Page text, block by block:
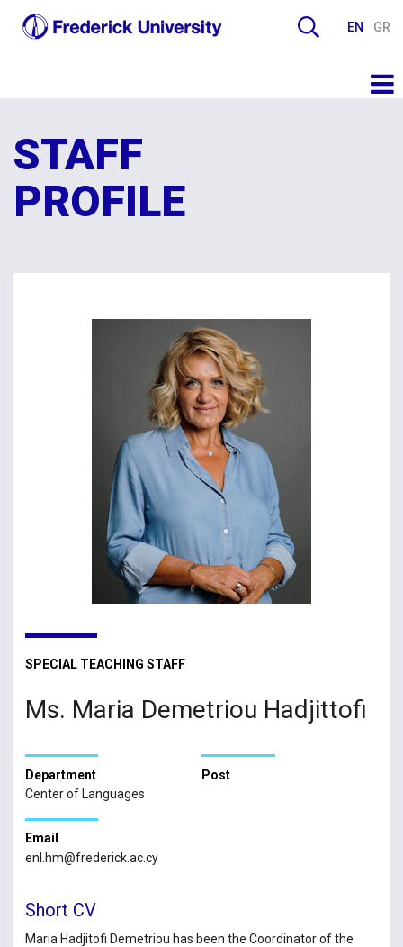
EN GR
STAFF
PROFILE
SPECIAL TEACHING STAFF
Ms. Maria Demetriou Hadjittofi
Department
Center of Languages
Post
Email
enl.hm@frederick.ac.cy
Short CV
Maria Hadjitofi Demetriou has been the Coordinator of the